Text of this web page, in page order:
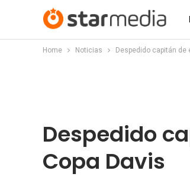
Home Noticias Despedido capitán de
Despedido
Copa Davis